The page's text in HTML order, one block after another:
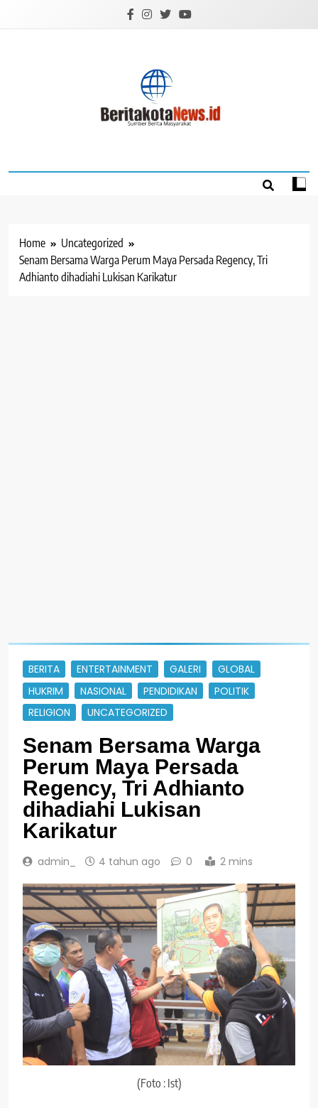
Home
Uncategorized
Senam Bersama Warga Perum Maya Persada Regency, Tri
Adhianto dihadiahi Lukisan Karikatur
BERITA ENTERTAINMENT GALERI
GLOBAL
HUKRIM
NASIONAL PENDIDIKAN
POLITIK
RELIGION
UNCATEGORIZED
Senam Bersama Warga
Perum Maya Persada
Regency, Tri Adhianto
dihadiahi Lukisan
Karikatur
admin_ 4 tahun ago 0 2 mins
(Foto : Ist)